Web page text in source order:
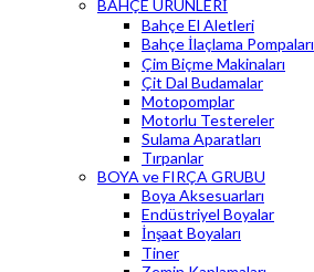
BAHÇE ÜRÜNLERİ
Bahçe El Aletleri
Bahçe İlaçlama Pompaları
Çim Biçme Makinaları
Çit Dal Budamalar
Motopomplar
Motorlu Testereler
Sulama Aparatları
Tırpanlar
BOYA ve FIRÇA GRUBU
Boya Aksesuarları
Endüstriyel Boyalar
İnşaat Boyaları
Tiner